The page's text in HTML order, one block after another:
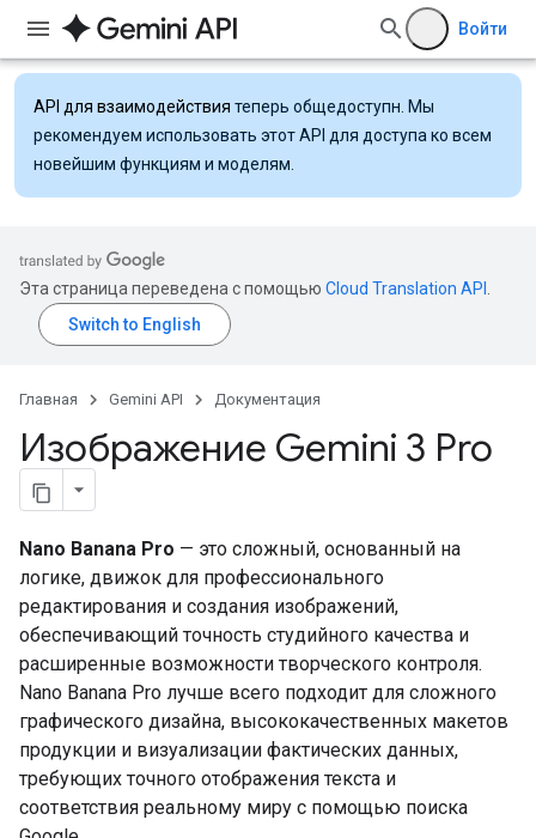
Войти
API для взаимодействия теперь общедоступн. Мы
рекомендуем использовать этот API для доступа ко всем
новейшим функциям и моделям.
Эта страница переведена с помощью Cloud Translation API
Главная Gemini API Документация
Изображение Gemini 3 Pro
Nano Banana Pro — это сложный, основанный на
логике, движок для профессионального
редактирования и создания изображений,
обеспечивающий точность студийного качества и
расширенные возможности творческого контроля.
Nano Banana Pro лучше всего подходит для сложного
графического дизайна, высококачественных макетов
продукции и визуализации фактических данных,
требующих точного отображения текста и
соответствия реальному миру с помощью поиска